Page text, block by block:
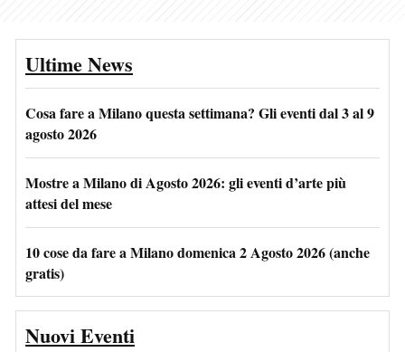
Ultime News
Cosa fare a Milano questa settimana? Gli eventi dal 3 al 9
agosto 2026
Mostre a Milano di Agosto 2026: gli eventi d’arte più
attesi del mese
10 cose da fare a Milano domenica 2 Agosto 2026 (anche
gratis)
Nuovi Eventi